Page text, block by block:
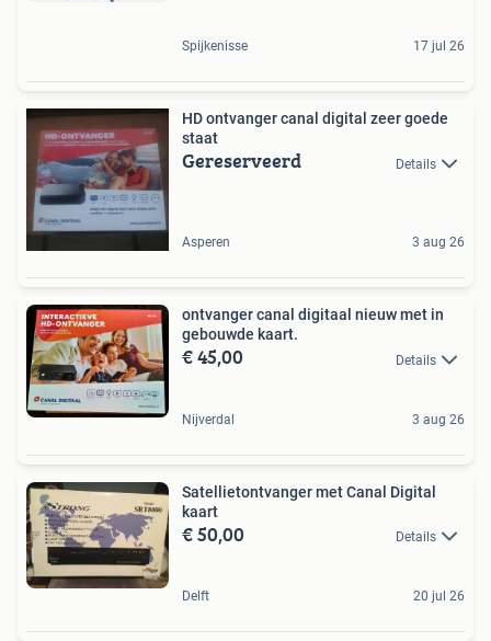
Spijkenisse 17 jul 26
HD ontvanger canal digital zeer goede
staat
Gereserveerd Details
Asperen 3 aug 26
ontvanger canal digitaal nieuw met in
gebouwde kaart.
€ 45,00 Details
Nijverdal 3 aug 26
Satellietontvanger met Canal Digital
kaart
€ 50,00 Details
Delft 20 jul 26